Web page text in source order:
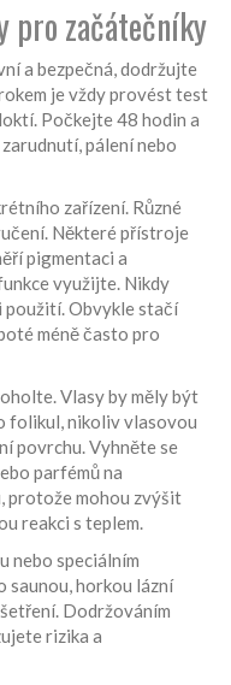
pro začátečníky
a bezpečná, dodržujte
je vždy provést test
Počkejte 48 hodin a
pálení nebo
zařízení. Různé
Některé přístroje
pigmentaci a
využijte. Nikdy
použití. Obvykle stačí
méně často pro
Vlasy by měly být
folikul, nikoliv vlasovou
povrchu. Vyhněte se
parfémů na
protože mohou zvýšit
reakci s teplem.
nebo speciálním
saunou, horkou lázní
Dodržováním
rizika a